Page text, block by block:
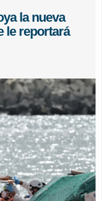
la nueva
le reportará